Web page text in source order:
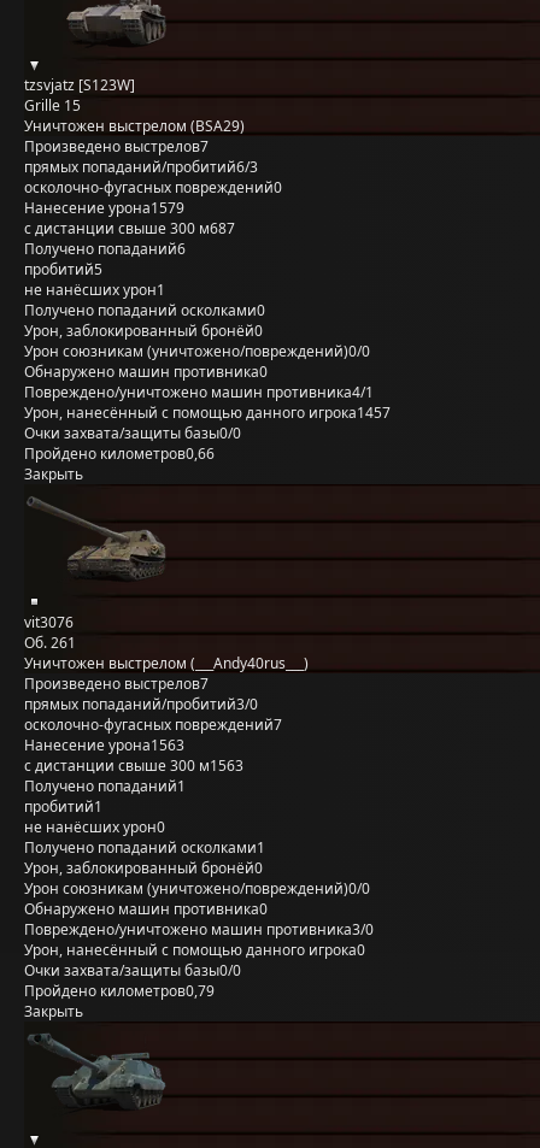
tzsvjatz [S123W]
Grille 15
Уничтожен выстрелом (BSA29)
Произведено выстрелов7
прямых попаданий/пробитий6/3
осколочно-фугасных повреждений0
Нанесение урона1579
с дистанции свыше 300 м687
Получено попаданий6
пробитий5
не нанёсших урон1
Получено попаданий осколками0
Урон, заблокированный бронёй0
Урон союзникам (уничтожено/повреждений)0/0
Обнаружено машин противника0
Повреждено/уничтожено машин противника4/1
Урон, нанесённый с помощью данного игрока1457
Очки захвата/защиты базы0/0
Пройдено километров0,66
Закрыть
vit3076
Об. 261
Уничтожен выстрелом (___Andy40rus___)
Произведено выстрелов7
прямых попаданий/пробитий3/0
осколочно-фугасных повреждений7
Нанесение урона1563
с дистанции свыше 300 м1563
Получено попаданий1
пробитий1
не нанёсших урон0
Получено попаданий осколками1
Урон, заблокированный бронёй0
Урон союзникам (уничтожено/повреждений)0/0
Обнаружено машин противника0
Повреждено/уничтожено машин противника3/0
Урон, нанесённый с помощью данного игрока0
Очки захвата/защиты базы0/0
Пройдено километров0,79
Закрыть